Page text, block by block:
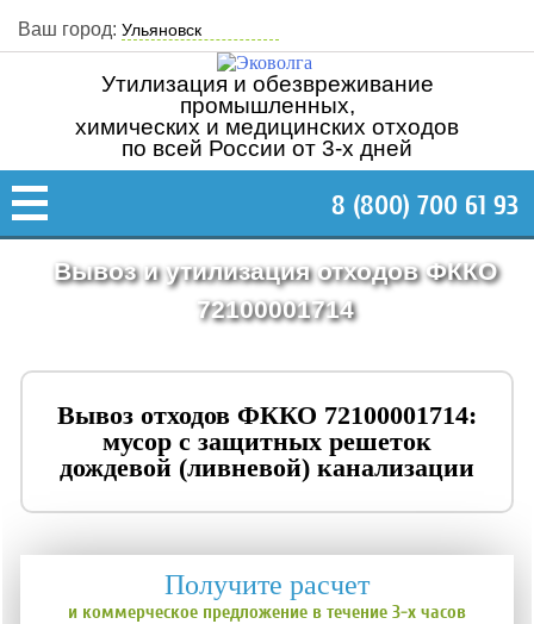
Ваш город:
Утилизация и обезвреживание
промышленных,
химических и медицинских отходов
по всей России от 3-х дней
8 (800) 700 61 93
Вывоз и утилизация отходов ФККО
72100001714
Вывоз отходов ФККО 72100001714:
мусор с защитных решеток
дождевой (ливневой) канализации
Получите расчет
и коммерческое предложение в течение 3-х часов